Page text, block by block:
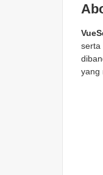
serta
yang